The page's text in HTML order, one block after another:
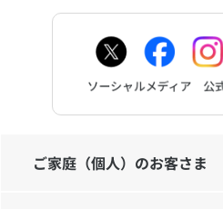
ご家庭（個人）のお客さま